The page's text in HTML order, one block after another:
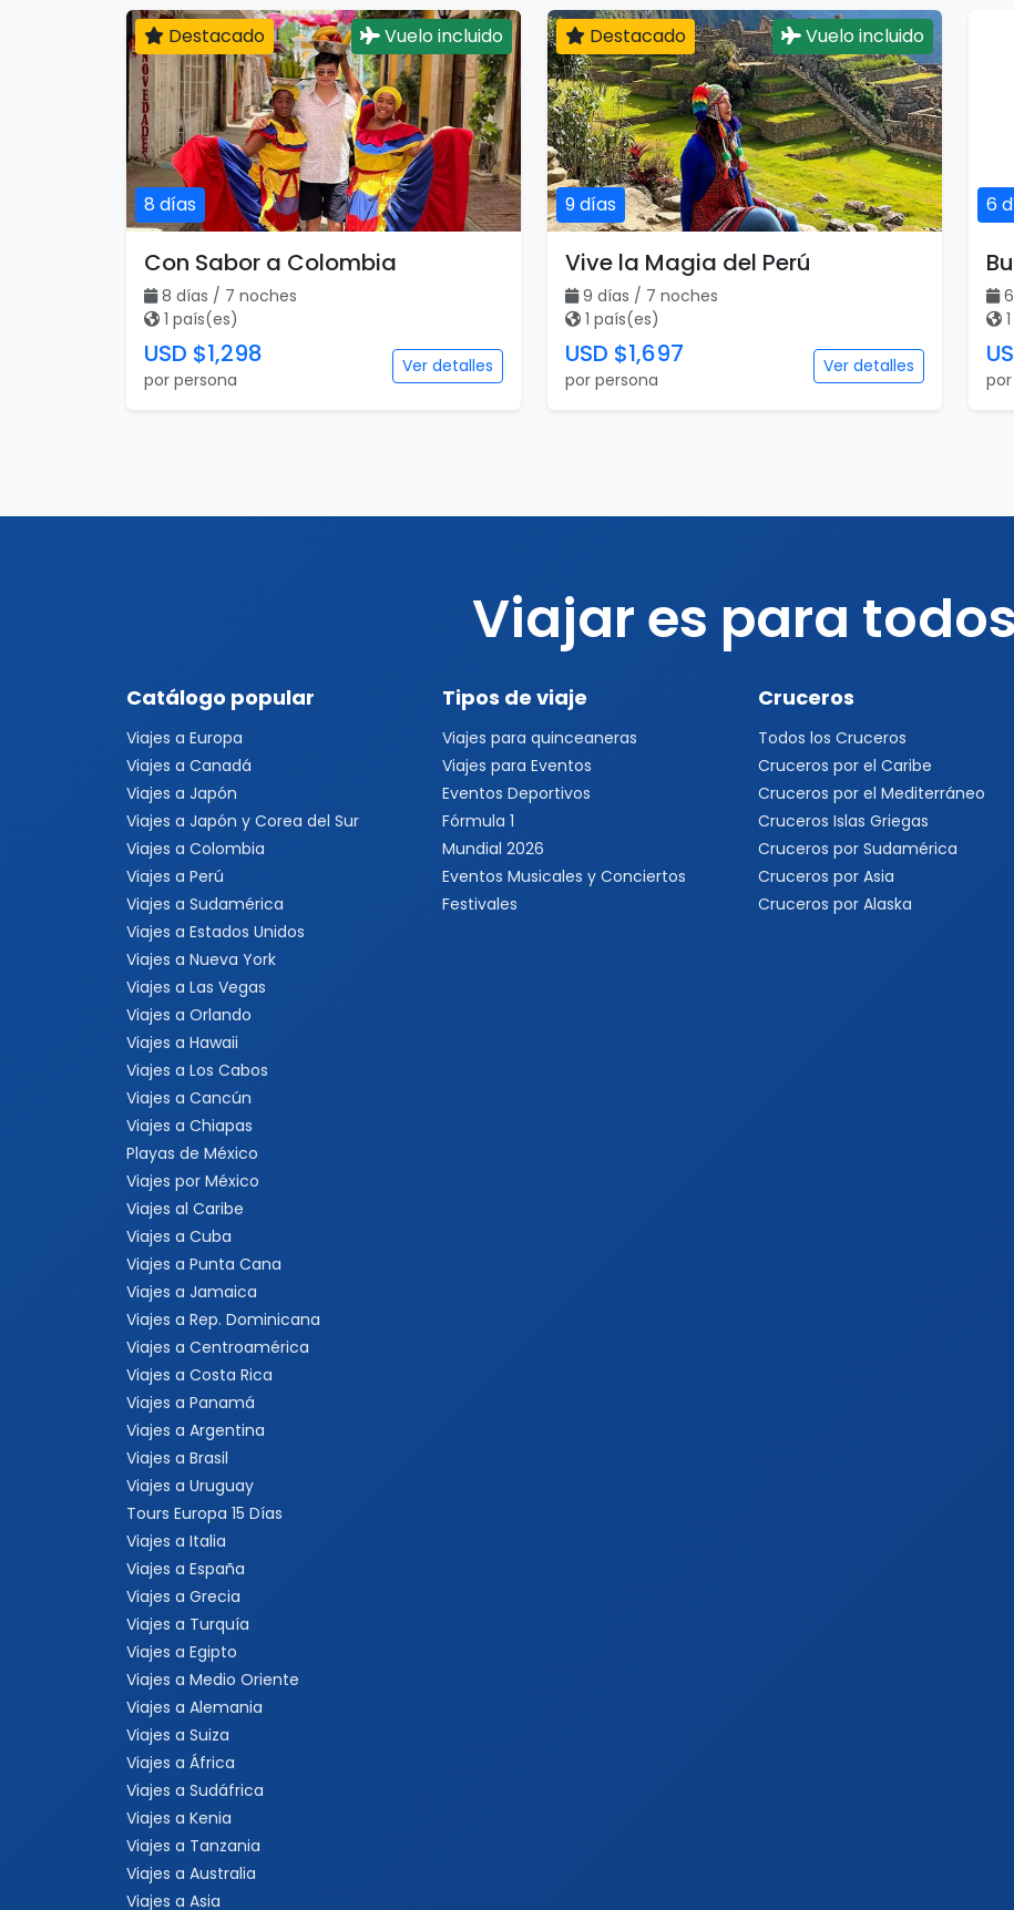
8 días
Destacado Vuelo incluido
Con Sabor a Colombia
8 días / 7 noches
1 país(es)
USD $1,298
por persona
Ver detalles
9 días
Destacado Vuelo incluido
Vive la Magia del Perú
9 días / 7 noches
1 país(es)
USD $1,697
por persona
Ver detalles
6
Viajar es para todos
Catálogo popular
Viajes a Europa
Viajes a Canadá
Viajes a Japón
Viajes a Japón y Corea del Sur
Viajes a Colombia
Viajes a Perú
Viajes a Sudamérica
Viajes a Estados Unidos
Viajes a Nueva York
Viajes a Las Vegas
Viajes a Orlando
Viajes a Hawaii
Viajes a Los Cabos
Viajes a Cancún
Viajes a Chiapas
Playas de México
Viajes por México
Viajes al Caribe
Viajes a Cuba
Viajes a Punta Cana
Viajes a Jamaica
Viajes a Rep. Dominicana
Viajes a Centroamérica
Viajes a Costa Rica
Viajes a Panamá
Viajes a Argentina
Viajes a Brasil
Viajes a Uruguay
Tours Europa 15 Días
Viajes a Italia
Viajes a España
Viajes a Grecia
Viajes a Turquía
Viajes a Egipto
Viajes a Medio Oriente
Viajes a Alemania
Viajes a Suiza
Viajes a África
Viajes a Sudáfrica
Viajes a Kenia
Viajes a Tanzania
Viajes a Australia
Viajes a Asia
Tipos de viaje
Viajes para quinceaneras
Viajes para Eventos
Eventos Deportivos
Fórmula 1
Mundial 2026
Eventos Musicales y Conciertos
Festivales
Cruceros
Todos los Cruceros
Cruceros por el Caribe
Cruceros por el Mediterráneo
Cruceros Islas Griegas
Cruceros por Sudamérica
Cruceros por Asia
Cruceros por Alaska